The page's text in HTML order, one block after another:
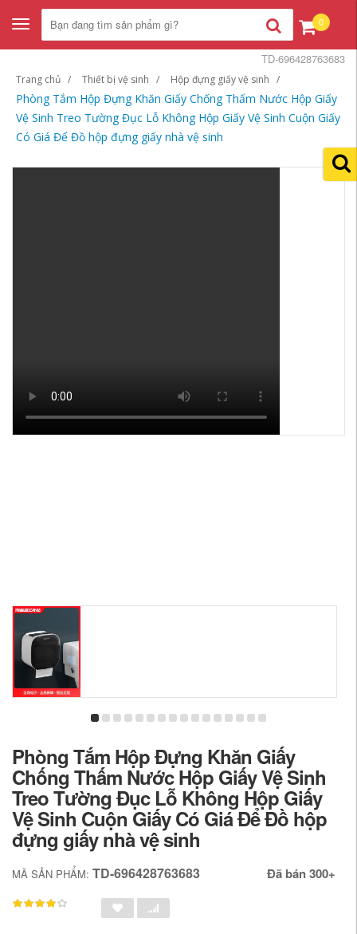
Toggle
navigation
0
Trang chủ Thiết bị vệ sinh Hộp đựng giấy vệ sinh
Phòng Tắm Hộp Đựng Khăn Giấy Chống Thấm Nước Hộp Giấy
Vệ Sinh Treo Tường Đục Lỗ Không Hộp Giấy Vệ Sinh Cuộn Giấy
Có Giá Để Đồ hộp đựng giấy nhà vệ sinh
TD-696428763683
Phòng Tắm Hộp Đựng Khăn Giấy
Chống Thấm Nước Hộp Giấy Vệ Sinh
Treo Tường Đục Lỗ Không Hộp Giấy
Vệ Sinh Cuộn Giấy Có Giá Để Đồ hộp
đựng giấy nhà vệ sinh
MÃ SẢN PHẨM: TD-696428763683 Đã bán 300+